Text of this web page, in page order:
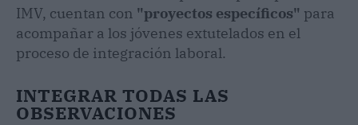
IMV, cuentan con "proyectos específicos" para
acompañar a los jóvenes extutelados en el
proceso de integración laboral.
INTEGRAR TODAS LAS
OBSERVACIONES